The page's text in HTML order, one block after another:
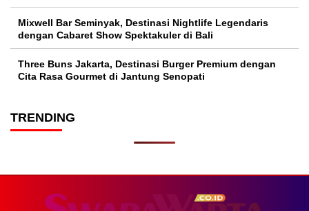
Mixwell Bar Seminyak, Destinasi Nightlife Legendaris
dengan Cabaret Show Spektakuler di Bali
Three Buns Jakarta, Destinasi Burger Premium dengan
Cita Rasa Gourmet di Jantung Senopati
TRENDING